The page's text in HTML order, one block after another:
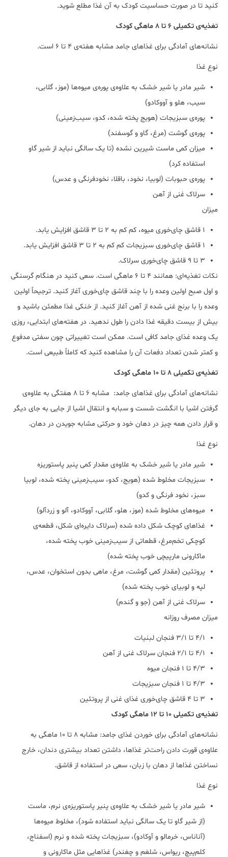
کنید تا در صورت حساسیت کودک به آن غذا مطلع شوید.
تغذیه‌ی تکمیلی 6 تا 8 ماهگی کودک
نشانه‌های آمادگی برای غذاهای جامد مشابه هفته‌ی 4 تا 6 است.
نوع غذا
شیر مادر یا شیر خشک به علاوه‌ی پوره‌ی میوه‌ها (موز، گلابی،
سیب، هلو و آووکادو)
پوره‌ی سبزیجات (هویج پخته شده، کدو، سیب‌زمینی)
پوره‌ی گوشت (مرغ، گاو و گوسفند)
میزان کمی ماست شیرین نشده (تا یک سالگی نباید از شیر گاو
استفاده کرد)
پوره‌ی حبوبات (لوبیا، نخود، باقلا، نخودفرنگی و عدس)
سرلاک غنی از آهن
میزان
1 قاشق چای‌خوری میوه، کم کم به 2 تا 3 قاشق افزایش یابد.
1 قاشق چای‌خوری سبزیجات کم کم به 2 تا 3 قاشق افزایش یابد.
3 تا 9 قاشق چای‌خوری سرلاک.
نکات تغذیه‌ای: همانند 4 تا 6 ماهگی است. سعی کنید در هنگام گرسنگی
و اول صبح اولین وعده را با چند قاشق چای‌خوری آغاز کنید. ترجیحاً اولین
وعده را با برنج غنی شده از آهن آغاز کنید. از خنکی غذا مطمئن باشید و
بیش از بیست دقیقه غذا دادن را طول ندهید. در هفته‌های ابتدایی، روزی
یک وعده غذای جامد کافی است. ممکن است تغییراتی چون سفتی مدفوع
و کمتر شدن تعداد دفعات آن را مشاهده کنید که کاملاً طبیعی است.
تغذیه‌ی تکمیلی 8 تا 10 ماهگی کودک
نشانه‌های آمادگی برای غذاهای جامد: مشابه 6 تا 8 هفتگی به علاوه‌ی
گرفتن اشیا با انگشت شست و سبابه و انتقال اشیا از جایی به جای دیگر
و قرار دادن همه چیز در دهان خود و حرکتی مشابه جویدن در دهان.
نوع غذا
شیر مادر یا شیر خشک به علاوه‌ی مقدار کمی پنیر پاستوریزه
سبزیجات مخلوط شده (هویج، کدو، سیب‌زمینی پخته شده، لوبیا
سبز، نخود فرنگی و کدو)
میوه‌های مخلوط شده (موز، هلو، گلابی، آووکادو، آلو و زردآلو)
غذاهای کوچک شکل داده شده (سرلاک دایره‌ای شکل، قطعه‌ی
کوچکی تخم‌مرغ، قطعاتی از سیب‌زمینی خوب پخته شده،
ماکارونی مارپیچی خوب پخته شده)
پروتئین (مقدار کمی گوشت، مرغ، ماهی بدون استخوان، عدس،
لپه و لوبیای خوب پخته شده)
سرلاک غنی از آهن (جو و گندم)
میزان مصرف روزانه
4/1 تا 3/1 فنجان لبنیات
4/1 تا 2/1 فنجان سرلاک غنی از آهن
4/3 تا 1 فنجان میوه
4/3 تا 1 فنجان سبزیجات
3 تا 4 قاشق چای‌خوری غذای غنی از پروتئین
تغذیه‌ی تکمیلی 10 تا 12 ماهگی کودک
نشانه‌های آمادگی برای خوردن غذای جامد: مشابه 8 تا 10 ماهگی به
علاوه‌ی قورت دادن راحت‌تر غذاها، داشتن تعداد بیشتری دندان، خارج
نساختن غذاها از دهان با زبان، سعی در استفاده از قاشق.
نوع غذا
شیر مادر یا شیر خشک به علاوه‌ی پنیر پاستوریزه‌ی نرم، ماست
(از شیر گاو تا یک‌ سالگی نباید استفاده شود)، مخلوط میوه‌ها
(آناناس، خرمالو و آوکادو)، سبزیجات پخته شده و نرم (اسفناج،
کلم‌پیچ، ریواس، شلغم و چغندر) غذاهایی مثل ماکارونی و